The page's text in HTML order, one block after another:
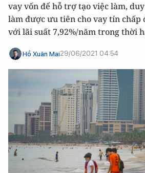
vay vốn để hỗ trợ tạo việc làm,
làm được ưu tiên cho vay tín chấp
với lãi suất 7,92%/năm trong thời
Hồ Xuân Mai29/06/2021 04:54